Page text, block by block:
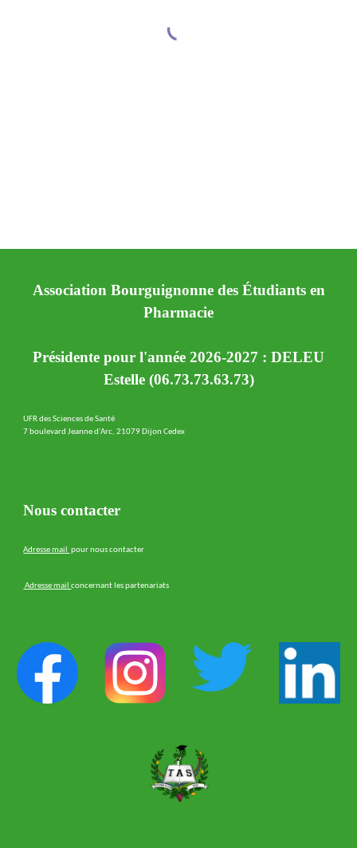
Association Bourguignonne des Étudiants en
Pharmacie
Présidente pour l'année 2026-2027 : DELEU
Estelle (06.73.73.63.73)
UFR des Sciences de Santé
7 boulevard Jeanne d'Arc, 21079 Dijon Cedex
Nous contacter
Adresse mail pour nous contacter
Adresse mailconcernant les partenariats